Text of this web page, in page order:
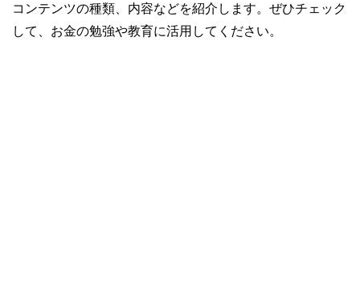
コンテンツの種類、内容などを紹介します。ぜひチェック
して、お金の勉強や教育に活用してください。